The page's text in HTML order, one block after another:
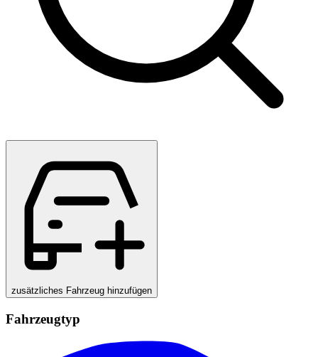
zusätzliches Fahrzeug hinzufügen
Fahrzeugtyp